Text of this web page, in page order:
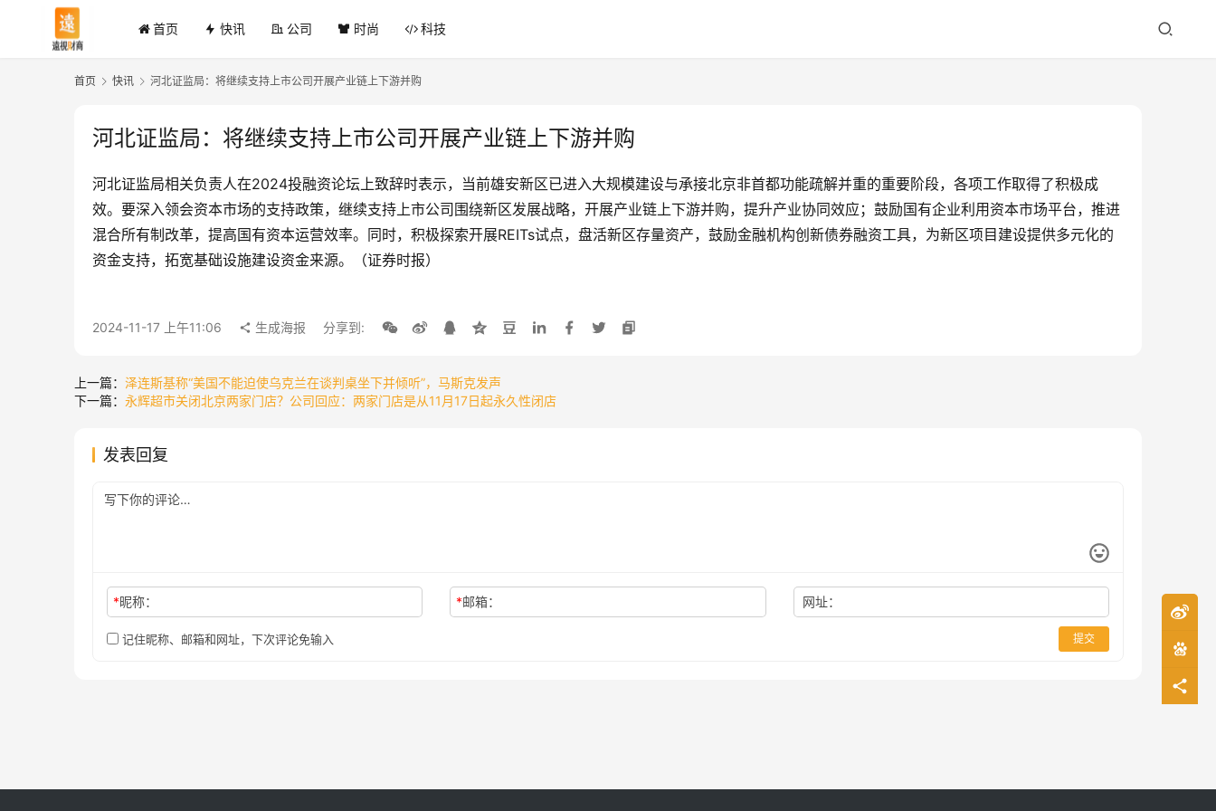
首页 快讯 公司 时尚 科技
首页 快讯 河北证监局：将继续支持上市公司开展产业链上下游并购
河北证监局：将继续支持上市公司开展产业链上下游并购
河北证监局相关负责人在2024投融资论坛上致辞时表示，当前雄安新区已进入大规模建设与承接北京非首都功能疏解并重的重要阶段，各项工作取得了积极成
效。要深入领会资本市场的支持政策，继续支持上市公司围绕新区发展战略，开展产业链上下游并购，提升产业协同效应；鼓励国有企业利用资本市场平台，推进
混合所有制改革，提高国有资本运营效率。同时，积极探索开展REITs试点，盘活新区存量资产，鼓励金融机构创新债券融资工具，为新区项目建设提供多元化的
资金支持，拓宽基础设施建设资金来源。（证券时报）
2024-11-17 上午11:06 生成海报 分享到:
上一篇： 泽连斯基称“美国不能迫使乌克兰在谈判桌坐下并倾听”，马斯克发声
下一篇： 永辉超市关闭北京两家门店？公司回应：两家门店是从11月17日起永久性闭店
发表回复
*昵称： *邮箱： 网址：
记住昵称、邮箱和网址，下次评论免输入 提交